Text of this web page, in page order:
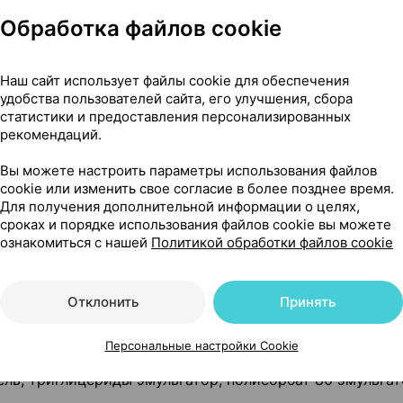
с врачом.
продукт при поврежденной упаковке.
триглицериды эмульгатор, полисорбат 80
Обработка файлов cookie
Наш сайт использует файлы cookie для обеспечения
удобства пользователей сайта, его улучшения, сбора
статистики и предоставления персонализированных
рекомендаций.
Вы можете настроить параметры использования файлов
cookie или изменить свое согласие в более позднее время.
Для получения дополнительной информации о целях,
сроках и порядке использования файлов cookie вы можете
ознакомиться с нашей Политикой обработки файлов cookie
Отклонить Принять
Персональные настройки Cookie